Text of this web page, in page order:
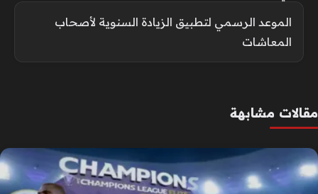
الموعد الرسمي لتطبيق الزيادة السنوية لأصحاب
المعاشات
مقالات مشابهة